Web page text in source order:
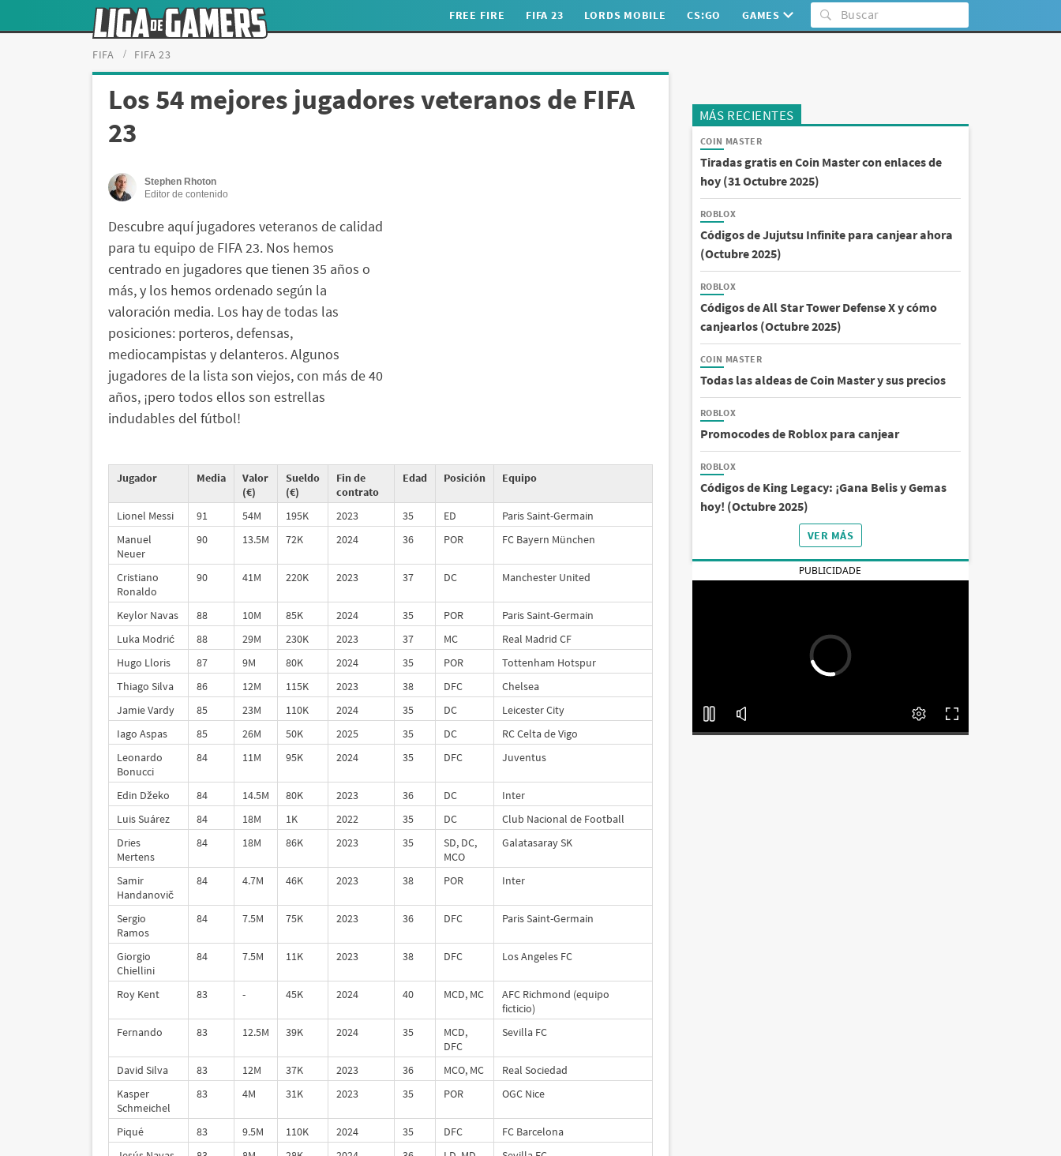
FREE FIRE FIFA 23 LORDS MOBILE CS:GO GAMES
FIFA FIFA 23
Los 54 mejores jugadores veteranos de FIFA
23
Stephen Rhoton
Editor de contenido
Descubre aquí jugadores veteranos de calidad
para tu equipo de FIFA 23. Nos hemos
centrado en jugadores que tienen 35 años o
más, y los hemos ordenado según la
valoración media. Los hay de todas las
posiciones: porteros, defensas,
mediocampistas y delanteros. Algunos
jugadores de la lista son viejos, con más de 40
años, ¡pero todos ellos son estrellas
indudables del fútbol!
Jugador Media
Valor
(€)
Sueldo
(€)
Fin de
contrato
Edad Posición Equipo
Lionel Messi 91 54M 195K 2023 35 ED
Paris Saint-Germain
Manuel
Neuer
90 13.5M 72K 2024 36 POR FC Bayern München
Cristiano
Ronaldo
90 41M 220K 2023 37 DC Manchester United
Keylor Navas 88 10M 85K 2024 35 POR
Paris Saint-Germain
Luka Modrić
88 29M 230K 2023 37 MC
Real Madrid CF
Hugo Lloris
87 9M 80K 2024 35 POR
Tottenham Hotspur
Thiago Silva
86 12M 115K 2023 38 DFC
Chelsea
Jamie Vardy
85 23M 110K 2024 35 DC
Leicester City
Iago Aspas
85 26M 50K 2025 35 DC
RC Celta de Vigo
Leonardo
Bonucci
84 11M 95K 2024 35 DFC Juventus
Edin Džeko 84 14.5M 80K 2023 36 DC
Inter
Luis Suárez
84 18M 1K 2022 35 DC
Club Nacional de Football
Dries
Mertens
84 18M 86K 2023 35
SD, DC,
MCO
Galatasaray SK
Samir
Handanovič
84 4.7M 46K 2023 38 POR Inter
Sergio
Ramos
84 7.5M 75K 2023 36 DFC Paris Saint-Germain
Giorgio
Chiellini
84 7.5M 11K 2023 38 DFC Los Angeles FC
Roy Kent 83 - 45K 2024 40 MCD, MC
AFC Richmond (equipo
ficticio)
Fernando
83 12.5M 39K 2024 35
MCD,
DFC
Sevilla FC
David Silva 83 12M 37K 2023 36 MCO, MC
Real Sociedad
Kasper
Schmeichel
83 4M 31K 2023 35 POR OGC Nice
Piqué 83 9.5M 110K 2024 35 DFC
FC Barcelona
MÁS RECIENTES
COIN MASTER
Tiradas gratis en Coin Master con enlaces de
hoy (31 Octubre 2025)
ROBLOX
Códigos de Jujutsu Infinite para canjear ahora
(Octubre 2025)
ROBLOX
Códigos de All Star Tower Defense X y cómo
canjearlos (Octubre 2025)
COIN MASTER
Todas las aldeas de Coin Master y sus precios
ROBLOX
Promocodes de Roblox para canjear
ROBLOX
Códigos de King Legacy: ¡Gana Belis y Gemas
hoy! (Octubre 2025)
VER MÁS
PUBLICIDADE